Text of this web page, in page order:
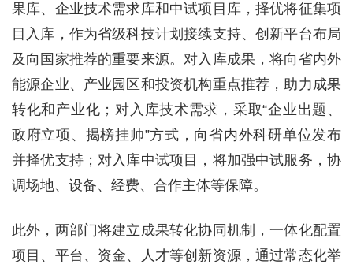
果库、企业技术需求库和中试项目库，择优将征集项
目入库，作为省级科技计划接续支持、创新平台布局
及向国家推荐的重要来源。对入库成果，将向省内外
能源企业、产业园区和投资机构重点推荐，助力成果
转化和产业化；对入库技术需求，采取“企业出题、
政府立项、揭榜挂帅”方式，向省内外科研单位发布
并择优支持；对入库中试项目，将加强中试服务，协
调场地、设备、经费、合作主体等保障。
此外，两部门将建立成果转化协同机制，一体化配置
项目、平台、资金、人才等创新资源，通过常态化举